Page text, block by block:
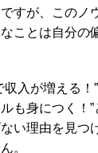
すが、このノ
ことは自分の
収入が増える！
も身につく！
い理由を見つ
。